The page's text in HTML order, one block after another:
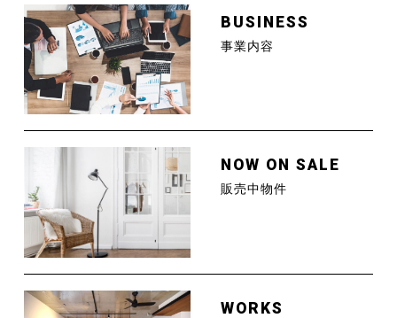
BUSINESS
事業内容
NOW ON SALE
販売中物件
WORKS